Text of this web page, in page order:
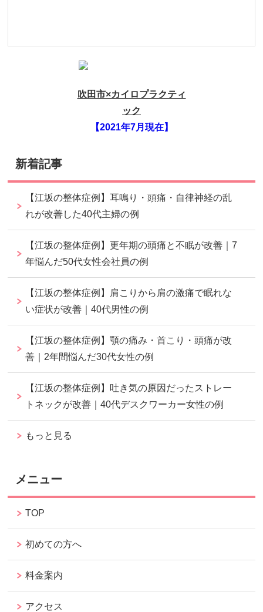
吹田市×カイロプラクティ
ック
【2021年7月現在】
新着記事
【江坂の整体症例】耳鳴り・頭痛・自律神経の乱
れが改善した40代主婦の例
【江坂の整体症例】更年期の頭痛と不眠が改善｜7
年悩んだ50代女性会社員の例
【江坂の整体症例】肩こりから肩の激痛で眠れな
い症状が改善｜40代男性の例
【江坂の整体症例】顎の痛み・首こり・頭痛が改
善｜2年間悩んだ30代女性の例
【江坂の整体症例】吐き気の原因だったストレー
トネックが改善｜40代デスクワーカー女性の例
もっと見る
メニュー
TOP
初めての方へ
料金案内
アクセス